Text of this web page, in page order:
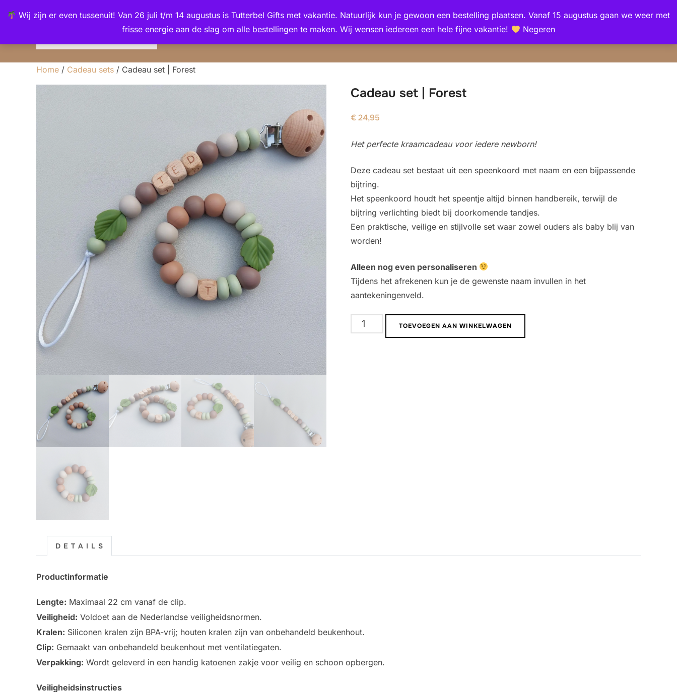
Wij zijn er even tussenuit! Van 26 juli t/m 14 augustus is Tutterbel Gifts met vakantie. Natuurlijk kun je gewoon een bestelling plaatsen. Vanaf 15 augustus gaan we weer met
frisse energie aan de slag om alle bestellingen te maken. Wij wensen iedereen een hele fijne vakantie!
Negeren
inhoud
naar
Home / Cadeau sets / Cadeau set | Forest
Cadeau set | Forest
€ 24,95
Het perfecte kraamcadeau voor iedere newborn!
Deze cadeau set bestaat uit een speenkoord met naam en een bijpassende
bijtring.
Het speenkoord houdt het speentje altijd binnen handbereik, terwijl de
bijtring verlichting biedt bij doorkomende tandjes.
Een praktische, veilige en stijlvolle set waar zowel ouders als baby blij van
worden!
Alleen nog even personaliseren
Tijdens het afrekenen kun je de gewenste naam invullen in het
aantekeningenveld.
Cadeau
set
TOEVOEGEN AAN WINKELWAGEN
D E T A I L S
Productinformatie
Lengte: Maximaal 22 cm vanaf de clip.
Veiligheid: Voldoet aan de Nederlandse veiligheidsnormen.
Kralen: Siliconen kralen zijn BPA-vrij; houten kralen zijn van onbehandeld beukenhout.
Clip: Gemaakt van onbehandeld beukenhout met ventilatiegaten.
Verpakking: Wordt geleverd in een handig katoenen zakje voor veilig en schoon opbergen.
Veiligheidsinstructies